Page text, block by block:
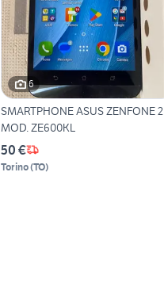
6
SMARTPHONE ASUS ZENFONE 2
MOD. ZE600KL
50 €
Torino(TO)